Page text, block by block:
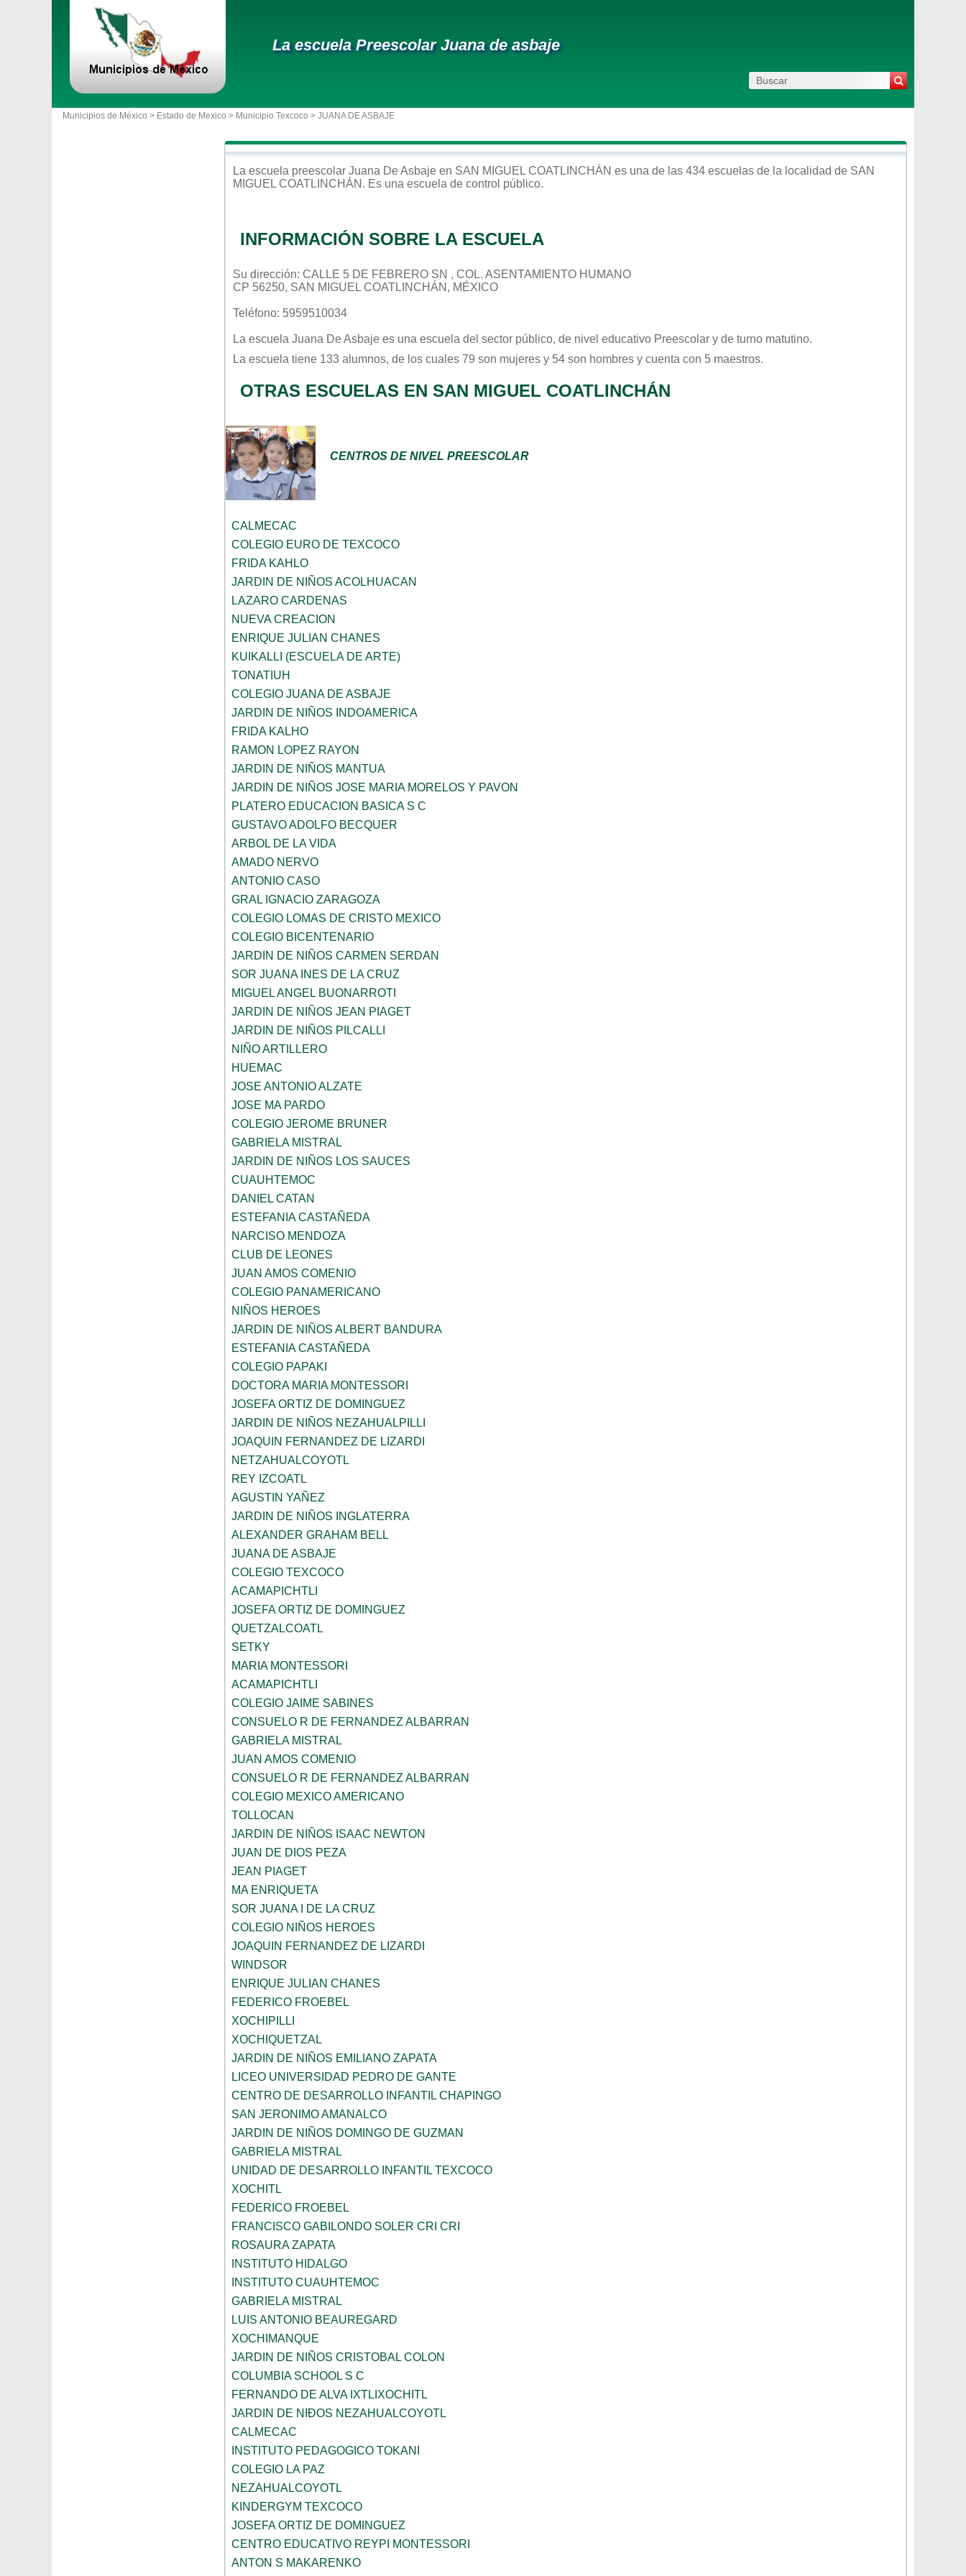
La escuela Preescolar Juana de asbaje
Municipios de México > Estado de Mexico > Municipio Texcoco > JUANA DE ASBAJE
La escuela preescolar Juana De Asbaje en SAN MIGUEL COATLINCHÁN es una de las 434 escuelas de la localidad de SAN
MIGUEL COATLINCHÁN . Es una escuela de control público.
INFORMACIÓN SOBRE LA ESCUELA
Su dirección: CALLE 5 DE FEBRERO SN , COL. ASENTAMIENTO HUMANO
CP 56250, SAN MIGUEL COATLINCHÁN, MÉXICO
Teléfono: 5959510034
La escuela Juana De Asbaje es una escuela del sector público, de nivel educativo Preescolar y de turno matutino.
La escuela tiene 133 alumnos, de los cuales 79 son mujeres y 54 son hombres y cuenta con 5 maestros.
OTRAS ESCUELAS EN SAN MIGUEL COATLINCHÁN
CENTROS DE NIVEL PREESCOLAR
CALMECAC
COLEGIO EURO DE TEXCOCO
FRIDA KAHLO
JARDIN DE NIÑOS ACOLHUACAN
LAZARO CARDENAS
NUEVA CREACION
ENRIQUE JULIAN CHANES
KUIKALLI (ESCUELA DE ARTE)
TONATIUH
COLEGIO JUANA DE ASBAJE
JARDIN DE NIÑOS INDOAMERICA
FRIDA KALHO
RAMON LOPEZ RAYON
JARDIN DE NIÑOS MANTUA
JARDIN DE NIÑOS JOSE MARIA MORELOS Y PAVON
PLATERO EDUCACION BASICA S C
GUSTAVO ADOLFO BECQUER
ARBOL DE LA VIDA
AMADO NERVO
ANTONIO CASO
GRAL IGNACIO ZARAGOZA
COLEGIO LOMAS DE CRISTO MEXICO
COLEGIO BICENTENARIO
JARDIN DE NIÑOS CARMEN SERDAN
SOR JUANA INES DE LA CRUZ
MIGUEL ANGEL BUONARROTI
JARDIN DE NIÑOS JEAN PIAGET
JARDIN DE NIÑOS PILCALLI
NIÑO ARTILLERO
HUEMAC
JOSE ANTONIO ALZATE
JOSE MA PARDO
COLEGIO JEROME BRUNER
GABRIELA MISTRAL
JARDIN DE NIÑOS LOS SAUCES
CUAUHTEMOC
DANIEL CATAN
ESTEFANIA CASTAÑEDA
NARCISO MENDOZA
CLUB DE LEONES
JUAN AMOS COMENIO
COLEGIO PANAMERICANO
NIÑOS HEROES
JARDIN DE NIÑOS ALBERT BANDURA
ESTEFANIA CASTAÑEDA
COLEGIO PAPAKI
DOCTORA MARIA MONTESSORI
JOSEFA ORTIZ DE DOMINGUEZ
JARDIN DE NIÑOS NEZAHUALPILLI
JOAQUIN FERNANDEZ DE LIZARDI
NETZAHUALCOYOTL
REY IZCOATL
AGUSTIN YAÑEZ
JARDIN DE NIÑOS INGLATERRA
ALEXANDER GRAHAM BELL
JUANA DE ASBAJE
COLEGIO TEXCOCO
ACAMAPICHTLI
JOSEFA ORTIZ DE DOMINGUEZ
QUETZALCOATL
SETKY
MARIA MONTESSORI
ACAMAPICHTLI
COLEGIO JAIME SABINES
CONSUELO R DE FERNANDEZ ALBARRAN
GABRIELA MISTRAL
JUAN AMOS COMENIO
CONSUELO R DE FERNANDEZ ALBARRAN
COLEGIO MEXICO AMERICANO
TOLLOCAN
JARDIN DE NIÑOS ISAAC NEWTON
JUAN DE DIOS PEZA
JEAN PIAGET
MA ENRIQUETA
SOR JUANA I DE LA CRUZ
COLEGIO NIÑOS HEROES
JOAQUIN FERNANDEZ DE LIZARDI
WINDSOR
ENRIQUE JULIAN CHANES
FEDERICO FROEBEL
XOCHIPILLI
XOCHIQUETZAL
JARDIN DE NIÑOS EMILIANO ZAPATA
LICEO UNIVERSIDAD PEDRO DE GANTE
CENTRO DE DESARROLLO INFANTIL CHAPINGO
SAN JERONIMO AMANALCO
JARDIN DE NIÑOS DOMINGO DE GUZMAN
GABRIELA MISTRAL
UNIDAD DE DESARROLLO INFANTIL TEXCOCO
XOCHITL
FEDERICO FROEBEL
FRANCISCO GABILONDO SOLER CRI CRI
ROSAURA ZAPATA
INSTITUTO HIDALGO
INSTITUTO CUAUHTEMOC
GABRIELA MISTRAL
LUIS ANTONIO BEAUREGARD
XOCHIMANQUE
JARDIN DE NIÑOS CRISTOBAL COLON
COLUMBIA SCHOOL S C
FERNANDO DE ALVA IXTLIXOCHITL
JARDIN DE NIÐOS NEZAHUALCOYOTL
CALMECAC
INSTITUTO PEDAGOGICO TOKANI
COLEGIO LA PAZ
NEZAHUALCOYOTL
KINDERGYM TEXCOCO
JOSEFA ORTIZ DE DOMINGUEZ
CENTRO EDUCATIVO REYPI MONTESSORI
ANTON S MAKARENKO